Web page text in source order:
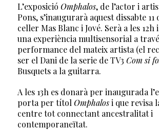
L’exposició Omphalos, de l’actor i
Pons, s’inaugurarà aquest dissabte 11
celler Mas Blanc i Jové. Serà a les
una experiència multisensorial a
performance del mateix artista (el
ser el Dani de la serie de TV3 Com si
Busquets a la guitarra.
A les 13h es donarà per inaugurada
porta per títol Omphalosi que revisa
centre tot connectant ancestralitat i
contemporaneïtat.